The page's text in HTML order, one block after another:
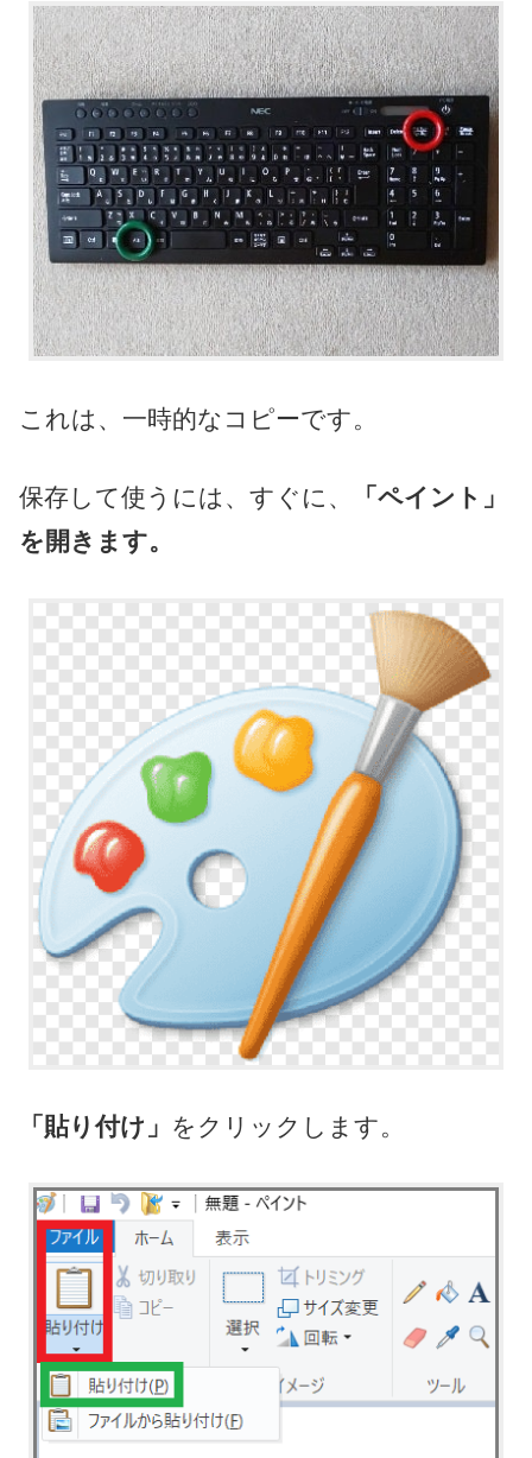
これは、一時的なコピーです。
保存して使うには、すぐに、
「ペイント」
を開きます。
「貼り付け」 をクリックします。